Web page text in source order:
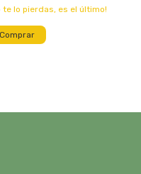
te lo pierdas, es el último!